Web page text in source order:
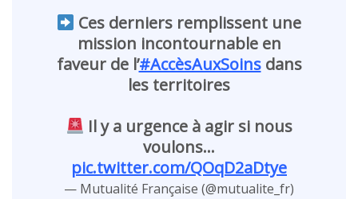
Ces derniers remplissent une
mission incontournable en
faveur de l’#AccèsAuxSoinsdans
les territoires
Il y a urgence à agir si nous
voulons…
pic.twitter.com/QOqD2aDtye
— Mutualité Française (@mutualite_fr)